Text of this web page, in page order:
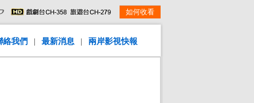
如何收看
絡我們 | 最新消息 | 兩岸影視快報